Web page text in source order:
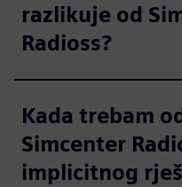
razlikuje od
Radioss?
Kada trebam
Simcenter
implicitnog